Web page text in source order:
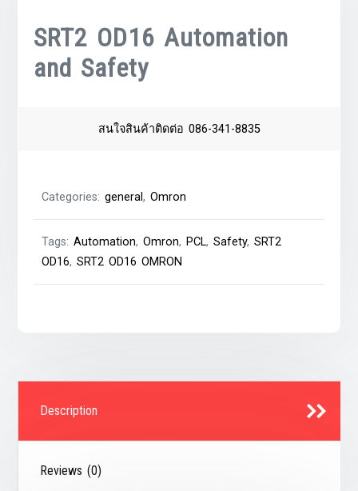
SRT2 OD16 Automation
and Safety
สนใจสินค้าติดต่อ 086-341-8835
Categories:general,Omron
Tags:Automation,Omron, PCL,Safety,SRT2
OD16,SRT2 OD16 OMRON
Description
Reviews (0)